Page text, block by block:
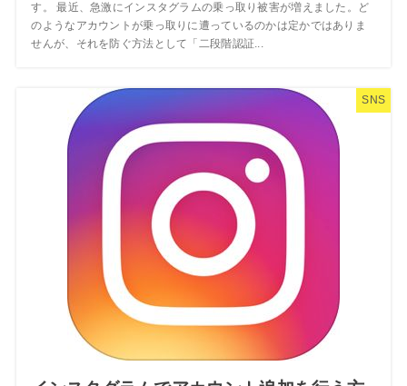
す。 最近、急激にインスタグラムの乗っ取り被害が増えました。ど
のようなアカウントが乗っ取りに遭っているのかは定かではありま
せんが、それを防ぐ方法として「二段階認証...
SNS